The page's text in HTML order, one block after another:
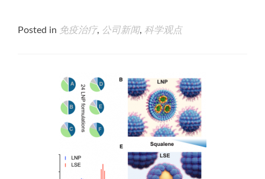
Posted in 免疫治疗, 公司新闻, 科学观点